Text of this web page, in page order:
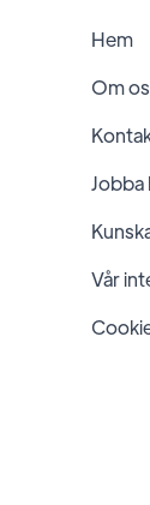
Hem
Om
Jobba
Vår